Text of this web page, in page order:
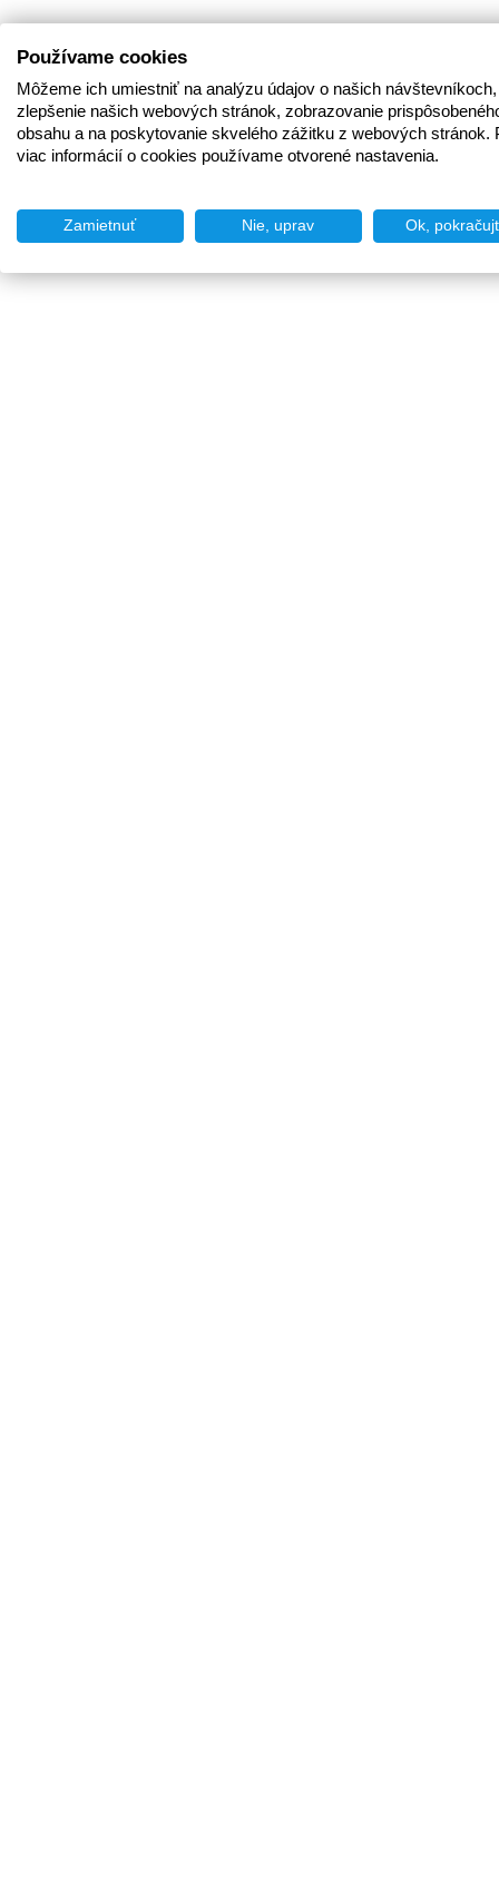
Používame cookies
Môžeme ich umiestniť na analýzu údajov o našich
zlepšenie našich webových stránok, zobrazovanie
obsahu a na poskytovanie skvelého zážitku z webových stránok.
viac informácií o cookies používame otvorené nastavenia.
Zamietnuť Nie, uprav Ok,